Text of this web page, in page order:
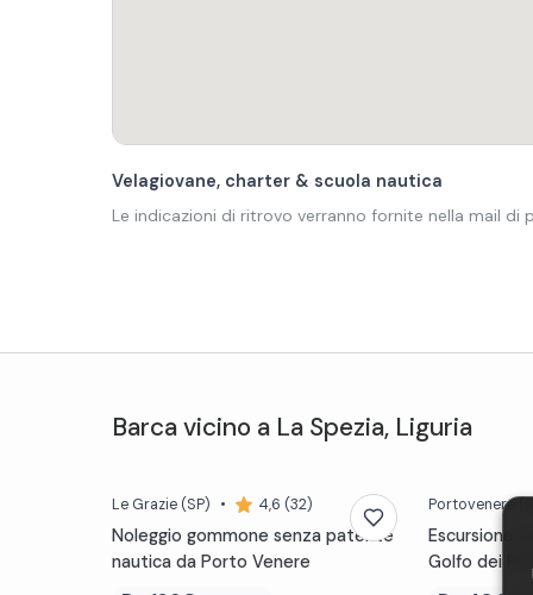
Velagiovane, charter & scuola nautica
Le indicazioni di ritrovo verranno fornite nella mail di
Barcavicino a La Spezia, Liguria
Le Grazie (SP) • 4,6 (32)
Noleggio gommone senza patente
nautica da Porto Venere
Portovenere
Escursione
Golfo dei